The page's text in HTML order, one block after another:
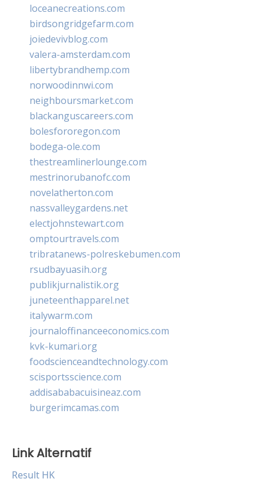
loceanecreations.com
birdsongridgefarm.com
joiedevivblog.com
valera-amsterdam.com
libertybrandhemp.com
norwoodinnwi.com
neighboursmarket.com
blackanguscareers.com
bolesfororegon.com
bodega-ole.com
thestreamlinerlounge.com
mestrinorubanofc.com
novelatherton.com
nassvalleygardens.net
electjohnstewart.com
omptourtravels.com
tribratanews-polreskebumen.com
rsudbayuasih.org
publikjurnalistik.org
juneteenthapparel.net
italywarm.com
journaloffinanceeconomics.com
kvk-kumari.org
foodscienceandtechnology.com
scisportsscience.com
addisababacuisineaz.com
burgerimcamas.com
Link Alternatif
Result HK